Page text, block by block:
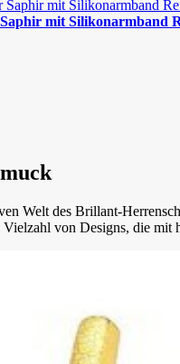
mit Silikonarmband
Welt des Brillant-
von Designs, die